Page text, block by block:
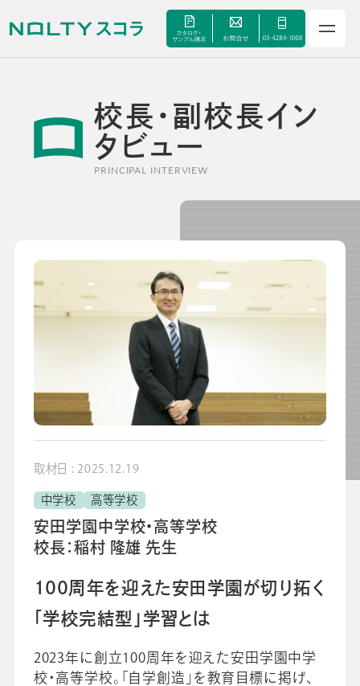
手帳甲子園
資料ダウンロード
よくあるご質問
校長・副校長インタビュー
SDGsの取組み
校長・副校長イン
タビュー
PRINCIPAL INTERVIEW
取材日 : 2025.12.19
中学校 高等学校
安田学園中学校・高等学校
校長：稲村 隆雄 先生
100周年を迎えた安田学園が切り拓く
「学校完結型」学習とは
2023年に創立100周年を迎えた安田学園中学
校・高等学校。「自学創造」を教育目標に掲げ、